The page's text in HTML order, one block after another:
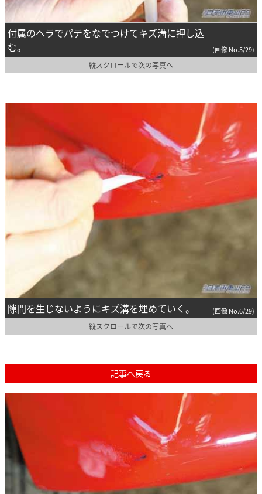
付属のヘラでパテをなでつけてキズ溝に押し込
む。
(画像 No.5/29)
縦スクロールで次の写真へ
隙間を生じないようにキズ溝を埋めていく。 (画像 No.6/29)
縦スクロールで次の写真へ
記事へ戻る